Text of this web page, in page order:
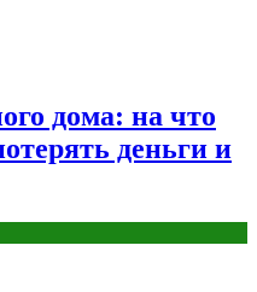
дома: на что
деньги и